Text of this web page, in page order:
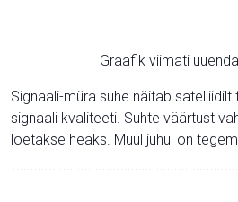
Graafik viimati
Signaali-müra suhe näitab
signaali kvaliteeti. Suhte väärtust
loetakse heaks. Muul juhul on